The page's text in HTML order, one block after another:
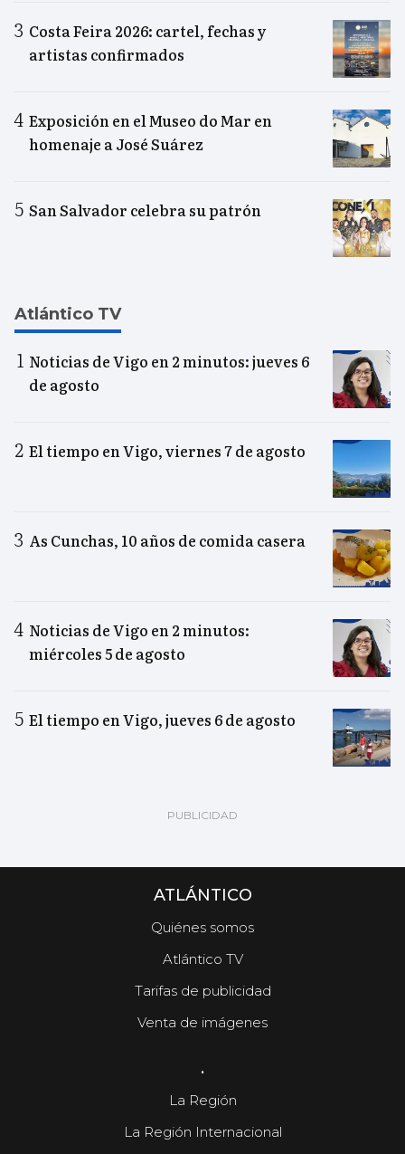
Costa Feira 2026: cartel, fechas y
artistas confirmados
Exposición en el Museo do Mar en
homenaje a José Suárez
San Salvador celebra su patrón
Atlántico TV
Noticias de Vigo en 2 minutos: jueves 6
de agosto
El tiempo en Vigo, viernes 7 de agosto
As Cunchas, 10 años de comida casera
Noticias de Vigo en 2 minutos:
miércoles 5 de agosto
El tiempo en Vigo, jueves 6 de agosto
ATLÁNTICO
Quiénes somos
Atlántico TV
Tarifas de publicidad
Venta de imágenes
.
La Región
La Región Internacional